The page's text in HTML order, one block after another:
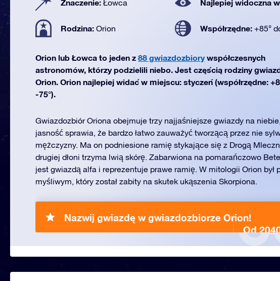
Znaczenie: Łowca Najlepiej widoczna
Rodzina: Orion Współrzędne: +85°
Orion lub Łowca to jeden z 88 gwiazdozbiorywspółczesnych
astronomów, którzy podzielili niebo. Jest częścią rodziny
Orion. Orion najlepiej widać w miejscu: styczeń (współrzędne:
-75°).
Gwiazdozbiór Oriona obejmuje trzy najjaśniejsze gwiazdy na
jasność sprawia, że bardzo łatwo zauważyć tworzącą przez nie
mężczyzny. Ma on podniesione ramię stykające się z Drogą
drugiej dłoni trzyma lwią skórę. Zabarwiona na pomarańczowo
jest gwiazdą alfa i reprezentuje prawe ramię. W mitologii Orion był
myśliwym, który został zabity na skutek ukąszenia Skorpiona.
Nazwij gwiazdę w gwiazdozbiorze Orion!
Od